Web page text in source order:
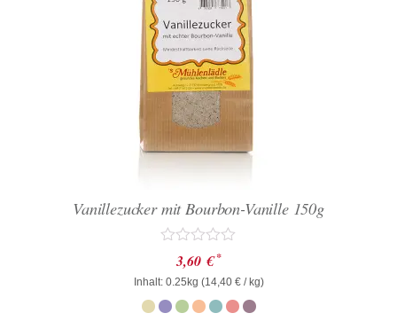
Vanillezucker mit Bourbon-Vanille 150g
Bewertet
mit
0
von
5
3,60 € *
Inhalt: 0.25kg (14,40 €/ kg)